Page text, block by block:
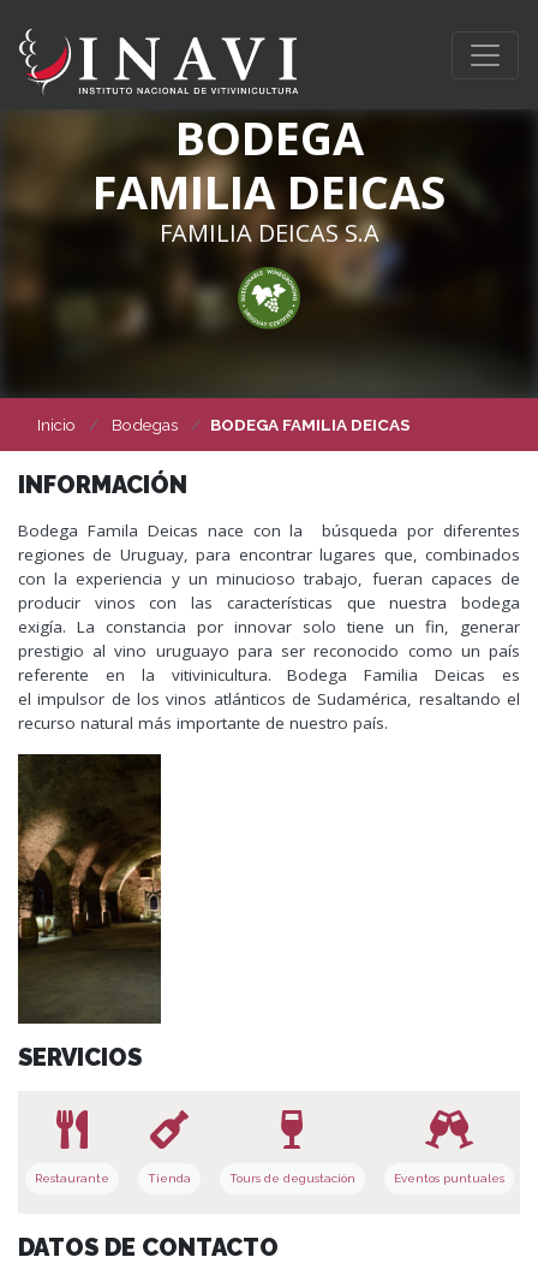
BODEGA
FAMILIA DEICAS
FAMILIA DEICAS S.A
Inicio Bodegas BODEGA FAMILIA DEICAS
INFORMACIÓN
Bodega Famila Deicas nace con la búsqueda por diferentes
regiones de Uruguay, para encontrar lugares que, combinados
con la experiencia y un minucioso trabajo, fueran capaces de
producir vinos con las características que nuestra bodega
exigía. La constancia por innovar solo tiene un fin, generar
prestigio al vino uruguayo para ser reconocido como un país
referente en la vitivinicultura. Bodega Familia Deicas es
el impulsor de los vinos atlánticos de Sudamérica, resaltando el
recurso natural más importante de nuestro país.
SERVICIOS
Restaurante Tienda Tours de degustación Eventos puntuales
DATOS DE CONTACTO